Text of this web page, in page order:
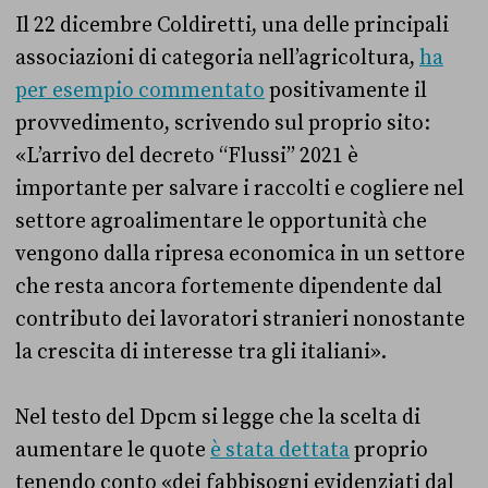
Il 22 dicembre Coldiretti, una delle principali
associazioni di categoria nell’agricoltura, ha
per esempio commentato positivamente il
provvedimento, scrivendo sul proprio sito:
«L’arrivo del decreto “Flussi” 2021 è
importante per salvare i raccolti e cogliere nel
settore agroalimentare le opportunità che
vengono dalla ripresa economica in un settore
che resta ancora fortemente dipendente dal
contributo dei lavoratori stranieri nonostante
la crescita di interesse tra gli italiani».
Nel testo del Dpcm si legge che la scelta di
aumentare le quote è stata dettataproprio
tenendo conto «dei fabbisogni evidenziati dal